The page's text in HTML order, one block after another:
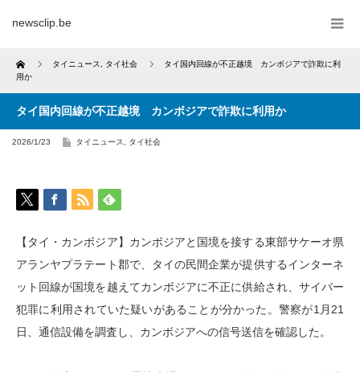
newsclip.be
Home タイニュース タイ社会
タイ国内回線が不正越境 カンボジアで詐欺に利
用か
タイ国内回線が不正越境 カンボジアで詐欺に利用か
2026/1/23 タイニュース タイ社会
【タイ・カンボジア】カンボジアと国境を接する東部サケーオ県
アランヤプラテート郡で、タイの民間企業が提供するインターネ
ット回線が国境を越えてカンボジアに不正に供給され、サイバー
犯罪に利用されていた疑いがあることが分かった。警察が1月21
日、通信設備を調査し、カンボジアへの信号送信を確認した。